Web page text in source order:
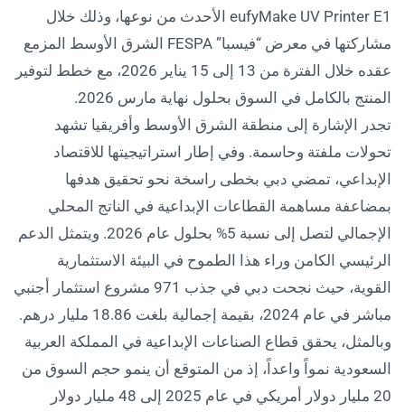
eufyMake UV Printer E1 الأحدث من نوعها، وذلك خلال
مشاركتها في معرض “فيسبا” FESPA الشرق الأوسط المزمع
عقده خلال الفترة من 13 إلى 15 يناير 2026، مع خطط لتوفير
المنتج بالكامل في السوق بحلول نهاية مارس 2026.
تجدر الإشارة إلى منطقة الشرق الأوسط وأفريقيا تشهد
تحولات ملفتة وحاسمة. وفي إطار استراتيجيتها للاقتصاد
الإبداعي، تمضي دبي بخطى راسخة نحو تحقيق هدفها
بمضاعفة مساهمة القطاعات الإبداعية في الناتج المحلي
الإجمالي لتصل إلى نسبة 5% بحلول عام 2026. ويتمثل الدعم
الرئيسي الكامن وراء هذا الطموح في البيئة الاستثمارية
القوية، حيث نجحت دبي في جذب 971 مشروع استثمار أجنبي
مباشر في عام 2024، بقيمة إجمالية بلغت 18.86 مليار درهم.
وبالمثل، يحقق قطاع الصناعات الإبداعية في المملكة العربية
السعودية نمواً واعداً، إذ من المتوقع أن ينمو حجم السوق من
20 مليار دولار أمريكي في عام 2025 إلى 48 مليار دولار